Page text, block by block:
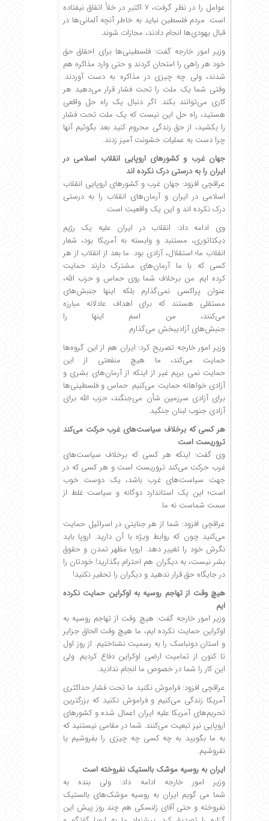
عوامل را در نظر گرفت، ۷ اکتبر در خلأ اتفاق نیفتاده
است. مردم فلسطین نباید به خاطر آنچه آلمانی‌ها در
قبال یهودی‌ها انجام دادند، مجازات شوند.
وزیر امور خارجه گفت: فلسطینی‌ها برای احقاق حق
خود هر راهی را امتحان کردند و حتی وارد مذاکره هم
شدند، ولی چه چیزی در مذاکره به دست آوردند.
وقتی شما یک ملت را تحت فشار قرار می‌دهید هر
کاری می‌توانند بکند. اگر دنبال یک راه حل واقعی
هستید، راه حل این نیست که یک ملت تحت فشار
را بکشید، از حق زندگی محروم کنید بعد بگوئیم آنها
چرا دست به عملیات خشونت آمیز زدند.
جهان غرب و کشورهای اروپایی انقلاب اسلامی در
ایران را به درستی درک نکرده اند
عراقچی افزود: جهان غرب و کشورهای اروپایی انقلاب
اسلامی در ایران و آرمان‌های انقلاب را به درستی
درک نکرده اند و این یک واقعیت است.
وی ادامه داد: انقلاب در ایران علیه یک رژیم
دیکتاتوری، مستنبد و وابسته به آمریکا بود، شعار
انقلاب ما؛ استقلال، آزادی بود. ما بعد از انقلاب از هر
کسی که با ما آرمان‌های مشترک دارند حمایت
کرده ایم. من برخلاف شما روی حماس و حزب الله،
عنوان پراکسی نمی‌گذارم بلکه اینها جنبش‌های
مستقلی هستند که برای اهداف عادلانه مبارزه
می‌کنند، من اسم اینها را
جنبش‌های آزادیبخش می‌گذارم.
وزیر امور خارجه تصریح کرد: ایران هم از این گروه‌ها
حمایت می‌کند، ما هیچ منفعتی از این
حمایت نمی بریم غیر از اینکه از آرمان‌های بشری و
آزادی خواهانه حمایت می‌کنیم. حماس و فلسطینی‌ها
برای آزادی سرزمین شأن می‌جنگند، حزب الله برای
آزادی جنوب لبنان جنگید.
هر کسی که برخلاف سیاست‌های غرب حرکت می‌کند
تروریست است
وی گفت: اینکه هر کسی که برخلاف سیاست‌های
غرب حرکت می‌کند تروریست است و هر کسی که در
جهت سیاست‌های غرب باشد، یک دوست خوب
است؛ این یک استاندارد دوگانه و سیاست غلط از
سمت شماست نه ما.
عراقچی افزود: شما از هر جنایتی در اسرائیل حمایت
می‌کنید چون که روابط ویژه با آن دارید. اروپا باید
نگرش خود را تغییر دهد. اروپا مظهر تمدن و حقوق
بشر نیست، به دیگران هم احترام بگذارید! خودتان را
در جایگاه حق قرار ندهید و دیگران را تحقیر نکنید!
هیچ وقت از تهاجم روسیه به اوکراین حمایت نکرده
ایم
وزیر امور خارجه گفت: هیچ وقت از تهاجم روسیه به
اوکراین حمایت نکرده ایم، ما هیچ وقت الحاق جزایر
و استان دونباسک را به رسمیت نشناختیم. از روز اول
تا کنون از تمامیت ارضی اوکراین دفاع کردیم. ولی
این کار را شما در خصوص ما انجام ندادید.
عراقچی افزود: فراموش نکنید ما تحت فشار حداکثری
آمریکا زندگی می‌کنیم و فراموش نکنید که بزرگترین
تحریم‌های آمریکا علیه ایران اعمال شده و کشورهای
اروپایی نیز تبعیت می‌کنند. شما در مقامی نیستنید که
به ما بگویید به چه کسی چه چیزی را بفروشیم یا
نفروشیم.
ایران به روسیه موشک بالستیک نفروخته است
وزیر امور خارجه ادامه داد: ولی بنده به
شما می گویم ایران به روسیه موشک‌های بالستیک
نفروخته و حتی آقای زلنسکی هم چند روز پیش این